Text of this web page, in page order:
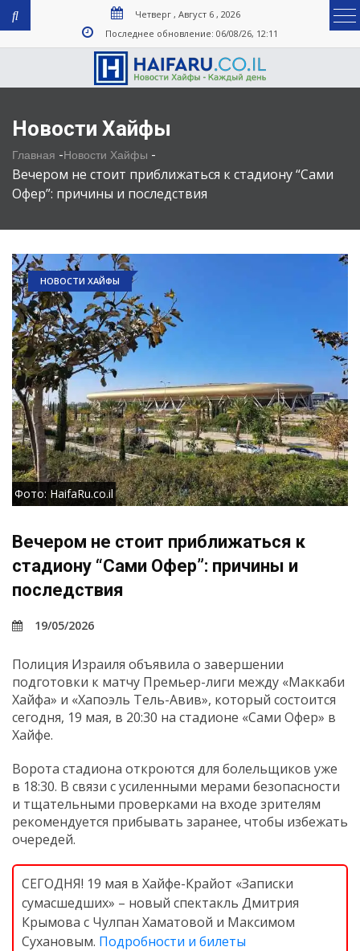
Четверг , Август 6 , 2026
Последнее обновление: 06/08/26, 12:11
Новости Хайфы
Главная -Новости Хайфы -
Вечером не стоит приближаться к стадиону “Сами
Офер”: причины и последствия
НОВОСТИ ХАЙФЫ
Фото: HaifaRu.co.il
Вечером не стоит приближаться к
стадиону “Сами Офер”: причины и
последствия
19/05/2026
Полиция Израиля объявила о завершении
подготовки к матчу Премьер-лиги между «Маккаби
Хайфа» и «Хапоэль Тель-Авив», который состоится
сегодня, 19 мая, в 20:30 на стадионе «Сами Офер» в
Хайфе.
Ворота стадиона откроются для болельщиков уже
в 18:30. В связи с усиленными мерами безопасности
и тщательными проверками на входе зрителям
рекомендуется прибывать заранее, чтобы избежать
очередей.
СЕГОДНЯ! 19 мая в Хайфе-Крайот «Записки
сумасшедших» – новый спектакль Дмитрия
Крымова с Чулпан Хаматовой и Максимом
Сухановым. Подробности и билеты